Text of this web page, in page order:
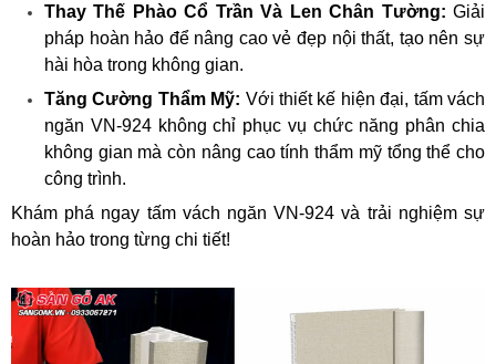
Thay Thế Phào Cổ Trần Và Len Chân Tường: Giải
pháp hoàn hảo để nâng cao vẻ đẹp nội thất, tạo nên sự
hài hòa trong không gian.
Tăng Cường Thẩm Mỹ: Với thiết kế hiện đại, tấm vách
ngăn VN-924 không chỉ phục vụ chức năng phân chia
không gian mà còn nâng cao tính thẩm mỹ tổng thể cho
công trình.
Khám phá ngay tấm vách ngăn VN-924 và trải nghiệm sự
hoàn hảo trong từng chi tiết!